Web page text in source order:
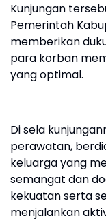
Kunjungan
Pemerintah
memberikan
para korban
yang optimal.
Di sela
perawatan,
keluarga yang
semangat dan
kekuatan serta
menjalankan